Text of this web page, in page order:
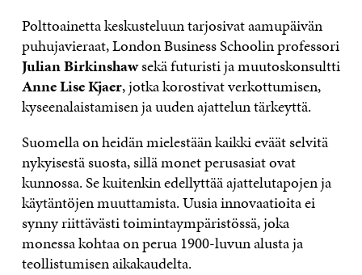
Polttoainetta keskusteluun tarjosivat aamupäivän
puhujavieraat, London Business Schoolin professori
Julian Birkinshawsekä futuristi ja muutoskonsultti
Anne Lise Kjaer, jotka korostivat verkottumisen,
kyseenalaistamisen ja uuden ajattelun tärkeyttä.
Suomella on heidän mielestään kaikki eväät selvitä
nykyisestä suosta, sillä monet perusasiat ovat
kunnossa. Se kuitenkin edellyttää ajattelutapojen ja
käytäntöjen muuttamista. Uusia innovaatioita ei
synny riittävästi toimintaympäristössä, joka
monessa kohtaa on perua 1900-luvun alusta ja
teollistumisen aikakaudelta.